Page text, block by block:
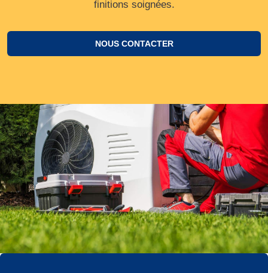
finitions soignées.
NOUS CONTACTER